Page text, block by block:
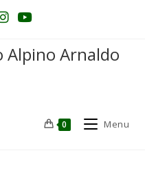
Alpino Arnaldo
0 Menu